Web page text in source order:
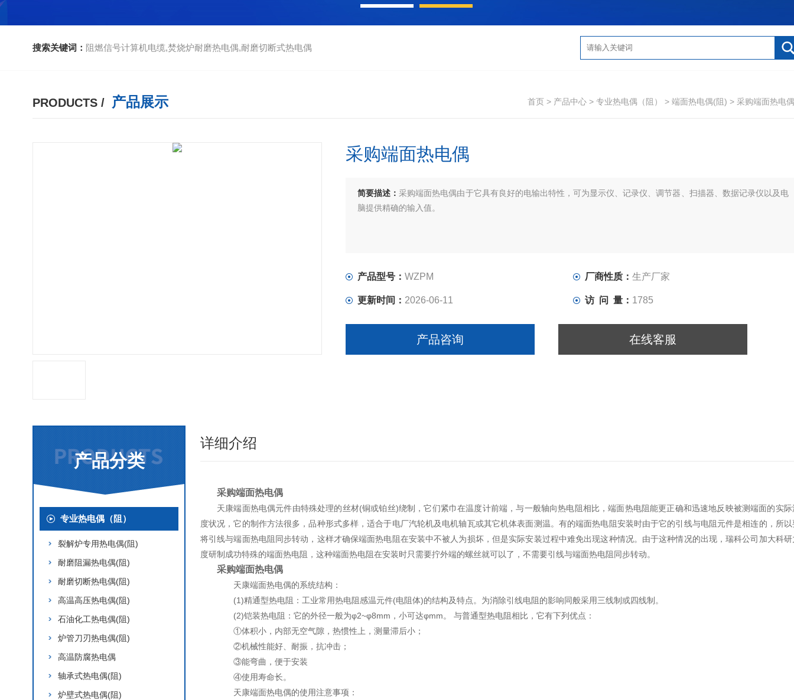
搜索关键词： 阻燃信号计算机电缆,焚烧炉耐磨热电偶,耐磨切断式热电偶
PRODUCTS / 产品展示 首页 > 产品中心 > 专业热电偶（阻） > 端面热电偶(阻) > 采购端面热电偶
采购端面热电偶
简要描述： 采购端面热电偶由于它具有良好的电输出特性，可为显示仪、记录仪、调节器、扫描器、数据记录仪以及电
脑提供精确的输入值。
产品型号： WZPM 厂商性质： 生产厂家
更新时间： 2026-06-11 访 问 量： 1785
产品咨询 在线客服
产品分类
专业热电偶（阻）
裂解炉专用热电偶(阻)
耐磨阻漏热电偶(阻)
耐磨切断热电偶(阻)
高温高压热电偶(阻)
石油化工热电偶(阻)
炉管刀刃热电偶(阻)
高温防腐热电偶
轴承式热电偶(阻)
炉壁式热电偶(阻)
详细介绍
采购端面热电偶
天康端面热电偶元件由特殊处理的丝材(铜或铂丝)绕制，它们紧巾在温度计前端，与一般轴向热电阻相比，端面热电阻能更正确和迅速地反映被测端面的实际
度状况，它的制作方法很多，品种形式多样，适合于电厂汽轮机及电机轴瓦或其它机体表面测温。有的端面热电阻安装时由于它的引线与电阻元件是相连的，所以
将引线与端面热电阻同步转动，这样才确保端面热电阻在安装中不被人为损坏，但是实际安装过程中难免出现这种情况。由于这种情况的出现，瑞科公司加大科研
度研制成功特殊的端面热电阻，这种端面热电阻在安装时只需要拧外端的螺丝就可以了，不需要引线与端面热电阻同步转动。
采购端面热电偶
天康端面热电偶的系统结构：
(1)精通型热电阻：工业常用热电阻感温元件(电阻体)的结构及特点。为消除引线电阻的影响同般采用三线制或四线制。
(2)铠装热电阻：它的外径一般为φ2~φ8mm，小可达φmm。 与普通型热电阻相比，它有下列优点：
①体积小，内部无空气隙，热惯性上，测量滞后小；
②机械性能好、耐振，抗冲击；
③能弯曲，便于安装
④使用寿命长。
天康端面热电偶的使用注意事项：